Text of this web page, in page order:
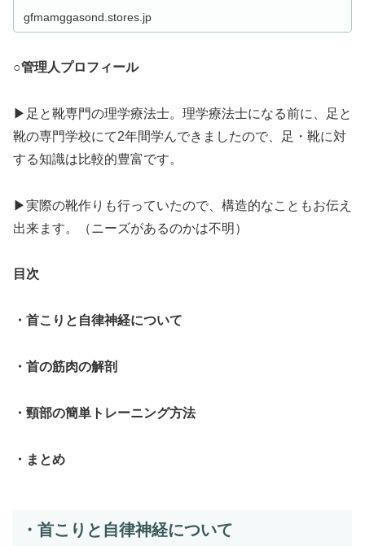
gfmamggasond.stores.jp
○管理人プロフィール
▶足と靴専門の理学療法士。理学療法士になる前に、足と
靴の専門学校にて2年間学んできましたので、足・靴に対
する知識は比較的豊富です。
▶実際の靴作りも行っていたので、構造的なこともお伝え
出来ます。（ニーズがあるのかは不明）
目次
・首こりと自律神経について
・首の筋肉の解剖
・頸部の簡単トレーニング方法
・まとめ
・首こりと自律神経について